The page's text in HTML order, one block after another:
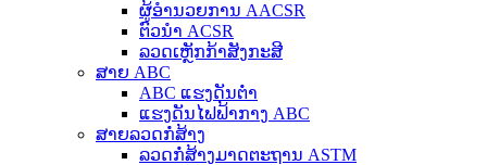
ຜູ້ອຳນວຍການ AACSR
ຕົວນຳ ACSR
ລວດເຫຼັກກ້າສັງກະສີ
ສາຍ ABC
ABC ແຮງດັນຕ່ຳ
ແຮງດັນໄຟຟ້າກາງ ABC
ສາຍລວດກໍ່ສ້າງ
ລວດກໍ່ສ້າງມາດຕະຖານ ASTM